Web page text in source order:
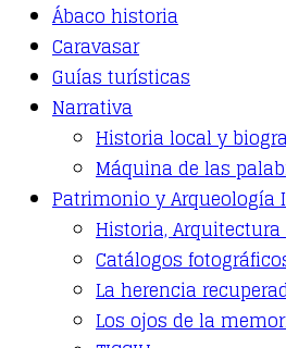
Ábaco historia
Caravasar
Guías turísticas
Narrativa
Historia local y
Máquina de las
Patrimonio y Arqueología
Historia,
Catálogos
La herencia
Los ojos de la